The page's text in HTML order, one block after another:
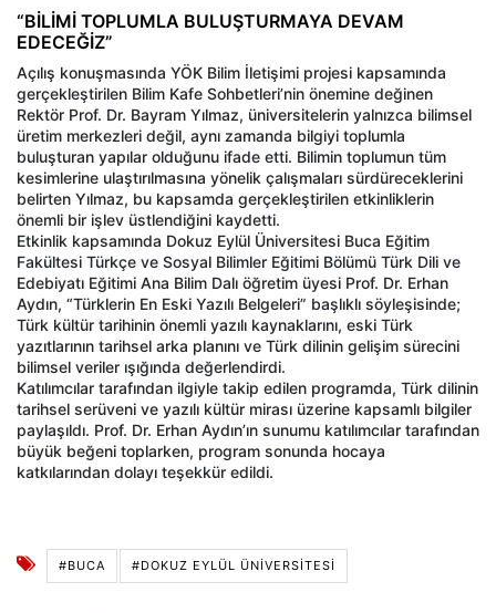
“BİLİMİ TOPLUMLA BULUŞTURMAYA DEVAM
EDECEĞİZ”
Açılış konuşmasında YÖK Bilim İletişimi projesi kapsamında
gerçekleştirilen Bilim Kafe Sohbetleri’nin önemine değinen
Rektör Prof. Dr. Bayram Yılmaz, üniversitelerin yalnızca bilimsel
üretim merkezleri değil, aynı zamanda bilgiyi toplumla
buluşturan yapılar olduğunu ifade etti. Bilimin toplumun tüm
kesimlerine ulaştırılmasına yönelik çalışmaları sürdüreceklerini
belirten Yılmaz, bu kapsamda gerçekleştirilen etkinliklerin
önemli bir işlev üstlendiğini kaydetti.
Etkinlik kapsamında Dokuz Eylül Üniversitesi Buca Eğitim
Fakültesi Türkçe ve Sosyal Bilimler Eğitimi Bölümü Türk Dili ve
Edebiyatı Eğitimi Ana Bilim Dalı öğretim üyesi Prof. Dr. Erhan
Aydın, “Türklerin En Eski Yazılı Belgeleri” başlıklı söyleşisinde;
Türk kültür tarihinin önemli yazılı kaynaklarını, eski Türk
yazıtlarının tarihsel arka planını ve Türk dilinin gelişim sürecini
bilimsel veriler ışığında değerlendirdi.
Katılımcılar tarafından ilgiyle takip edilen programda, Türk dilinin
tarihsel serüveni ve yazılı kültür mirası üzerine kapsamlı bilgiler
paylaşıldı. Prof. Dr. Erhan Aydın’ın sunumu katılımcılar tarafından
büyük beğeni toplarken, program sonunda hocaya
katkılarından dolayı teşekkür edildi.
#BUCA #DOKUZ EYLÜL ÜNİVERSİTESİ